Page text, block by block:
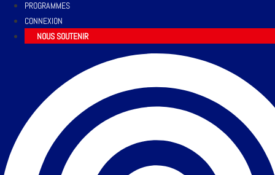
PROGRAMMES
CONNEXION
NOUS SOUTENIR